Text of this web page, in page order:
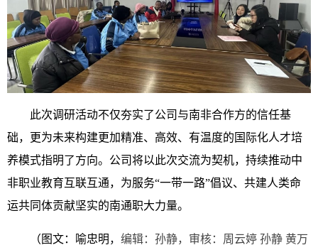
此次调研活动不仅夯实了公司与南非合作方的信任基
础，更为未来构建更加精准、高效、有温度的国际化人才培
养模式指明了方向。公司将以此次交流为契机，持续推动中
非职业教育互联互通，为服务“一带一路”倡议、共建人类命
运共同体贡献坚实的南通职大力量。
（图文：喻忠明 ， 编辑：孙静，审核：周云婷 孙静 黄万